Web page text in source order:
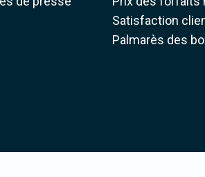
Satisfaction
Palmarès des